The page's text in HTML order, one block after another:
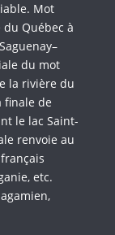
Mot
Québec à
du mot
la rivière du
finale de
le lac Saint-
renvoie au
etc.